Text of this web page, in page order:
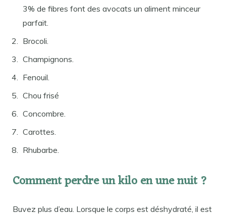
3% de fibres font des avocats un aliment minceur
parfait.
Brocoli.
Champignons.
Fenouil.
Chou frisé
Concombre.
Carottes.
Rhubarbe.
Comment perdre un kilo en une nuit ?
Buvez plus d’eau. Lorsque le corps est déshydraté, il est